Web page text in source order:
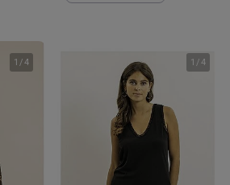
1 /4 1 /4